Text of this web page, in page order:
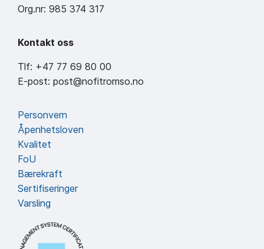
Org.nr: 985 374 317
Kontakt oss
Tlf: +47 77 69 80 00
E-post: post@nofitromso.no
Personvern
Åpenhetsloven
Kvalitet
FoU
Bærekraft
Sertifiseringer
Varsling